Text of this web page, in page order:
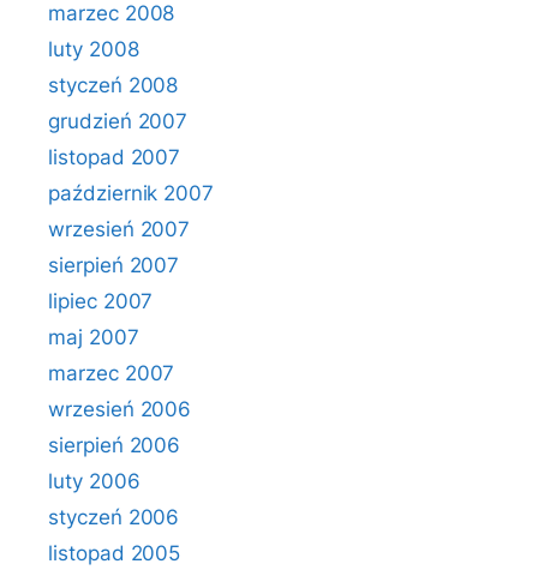
marzec 2008
luty 2008
styczeń 2008
grudzień 2007
listopad 2007
październik 2007
wrzesień 2007
sierpień 2007
lipiec 2007
maj 2007
marzec 2007
wrzesień 2006
sierpień 2006
luty 2006
styczeń 2006
listopad 2005